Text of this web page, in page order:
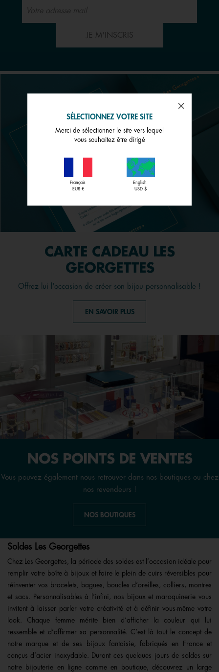
JE M'INSCRIS
CARTE CADEAU LES
GEORGETTES
Offrez lui l'occasion de créer son bijou personnalisable !
EN SAVOIR PLUS
NOS POINTS DE VENTES
Vous pouvez également nous retrouver dans nos boutiques ou chez
nos revendeurs !
NOS BOUTIQUES
Soldes Les Georgettes
Chez Les Georgettes, la période des soldes est l’occasion idéale pour
remplir votre boîte à bijoux et faire le plein de cuirs réversibles pour
réinventer vos bracelets, bagues, boucles d’oreilles, colliers, montres
et sacs. Personnalisables à l’infini, nos bijoux et maroquinerie vous
invitent à laisser parler votre créativité et à définir vous-même votre
look. Chaque femme mérite bien d’afficher la couleur qui lui
ressemble et d’affirmer sa personnalité. C’est là tout le concept de
notre marque et de ses bijoux fantaisie, fabriqués en France et
conçus d’acier inoxydable. Durant ces quelques jours de soldes sur
notre bijouterie en ligne comme en boutique, découvrez un large
SÉLECTIONNEZ VOTRE SITE
Merci de sélectionner le site vers lequel
vous souhaitez être dirigé
Français
EUR €
English
USD $